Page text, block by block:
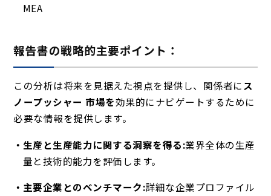
MEA
報告書の戦略的主要ポイント：
この分析は将来を見据えた視点を提供し、関係者に ス
ノープッシャー 市場を効果的にナビゲートするために
必要な情報を提供します。
生産と生産能力に関する洞察を得る:業界全体の生産
量と技術的能力を評価します。
主要企業とのベンチマーク:詳細な企業プロファイル